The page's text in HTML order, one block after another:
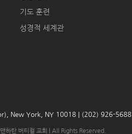
기도 훈련
성경적 세계관
New York, NY 10018 | (202) 926-5688
탄 버티컬 교회 | All Rights Reserved.